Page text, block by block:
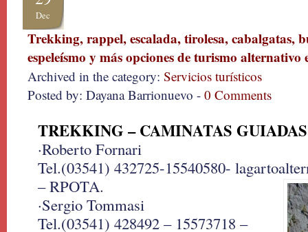
Dec
Trekking, rappel, escalada, tirolesa, cabalgatas,
espeleísmo y más opciones de turismo
Archived in the category: Servicios turísticos
Posted by: Dayana Barrionuevo - 0 Comments
TREKKING – CAMINATAS GUIADAS
·Roberto Fornari
Tel.(03541) 432725-15540580-
– RPOTA.
·Sergio Tommasi
Tel.(03541) 428492 – 15573718 –